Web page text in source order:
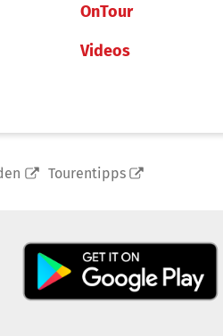
OnTour
Videos
Tourentipps